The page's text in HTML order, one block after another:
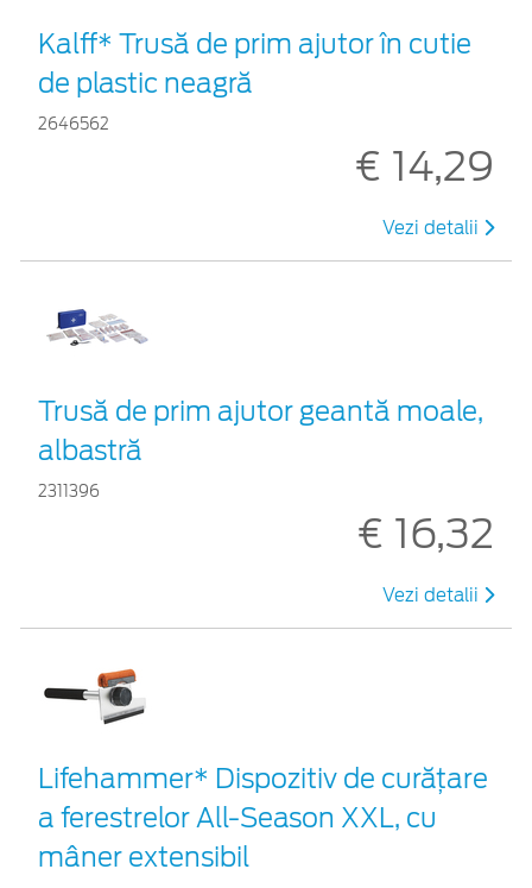
Kalff* Trusă de prim ajutor în cutie
de plastic neagră
2646562
€ 14,29
Vezi detalii
Trusă de prim ajutor geantă moale,
albastră
2311396
€ 16,32
Vezi detalii
Lifehammer* Dispozitiv de curățare
a ferestrelor All-Season XXL, cu
mâner extensibil